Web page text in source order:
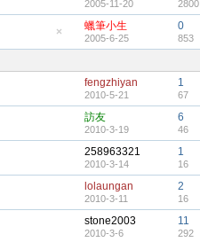
帖
藏
置
帖
2005-11-20 2800
藏
頂
蠟筆小生
2005-6-25
0
853
fengzhiyan
2010-5-21
1
67
訪友
2010-3-19
6
46
258963321
2010-3-14
1
16
lolaungan
2010-3-11
2
16
stone2003
2010-3-6
11
292